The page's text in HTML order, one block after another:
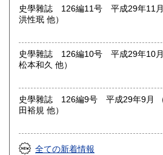
史學雜誌 126編11号 平成29年11月 （神戸航介/渡辺節夫/
洪性珉 他）
史學雜誌 126編10号 平成29年10月 （杉森玲子/井上敬介/
松本和久 他）
史學雜誌 126編9号 平成29年9月 （久保茉莉子/米田穣/右
田裕規 他）
全ての新着情報